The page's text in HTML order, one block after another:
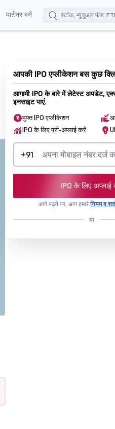
पार्टनर बनें
आपकी IPO एप्लीकेशन बस कुछ
आगामी IPO के बारे में लेटेस्ट अपडेट,
इनसाइट पाएं.
मुफ्त IPO एप्लीकेशन
IPO के लिए प्री-अप्लाई करें
+91
IPO के लिए अप्लाई
आगे बढ़ने पर, आप हमारेनियम व
या